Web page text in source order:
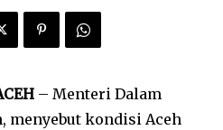
– Menteri Dalam
, menyebut kondisi Aceh